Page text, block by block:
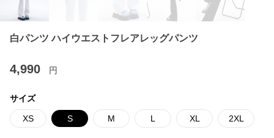
白パンツ ハイウエストフレアレッグパンツ
4,990 円
サイズ
XS S M L XL 2XL